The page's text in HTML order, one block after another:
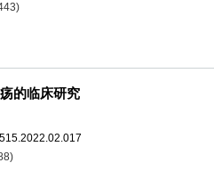
)
的临床研究
)